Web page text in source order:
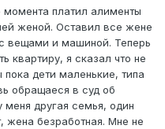
платил алименты
женой. Оставил все жене
вещами и машиной. Теперь
квартиру, я сказал что не
дети маленькие, типа
обращаеся в суд об
другая семья, один
жена безработная. Мне не